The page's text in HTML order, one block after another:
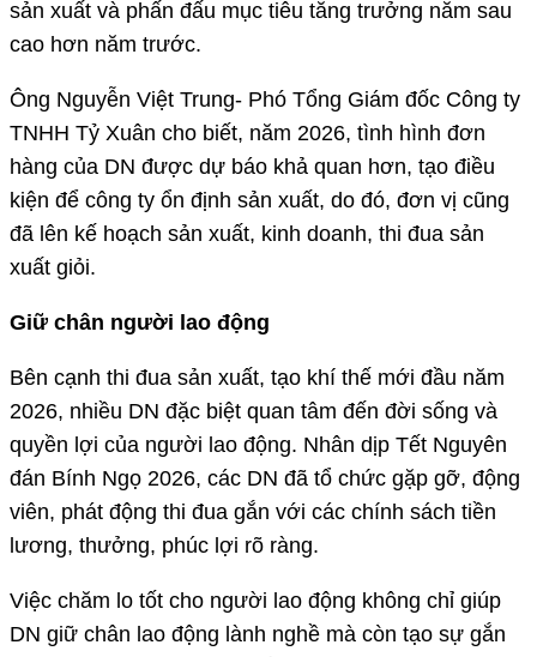
sản xuất và phấn đấu mục tiêu tăng trưởng năm sau
cao hơn năm trước.
Ông Nguyễn Việt Trung- Phó Tổng Giám đốc Công ty
TNHH Tỷ Xuân cho biết, năm 2026, tình hình đơn
hàng của DN được dự báo khả quan hơn, tạo điều
kiện để công ty ổn định sản xuất, do đó, đơn vị cũng
đã lên kế hoạch sản xuất, kinh doanh, thi đua sản
xuất giỏi.
Giữ chân người lao động
Bên cạnh thi đua sản xuất, tạo khí thế mới đầu năm
2026, nhiều DN đặc biệt quan tâm đến đời sống và
quyền lợi của người lao động. Nhân dịp Tết Nguyên
đán Bính Ngọ 2026, các DN đã tổ chức gặp gỡ, động
viên, phát động thi đua gắn với các chính sách tiền
lương, thưởng, phúc lợi rõ ràng.
Việc chăm lo tốt cho người lao động không chỉ giúp
DN giữ chân lao động lành nghề mà còn tạo sự gắn